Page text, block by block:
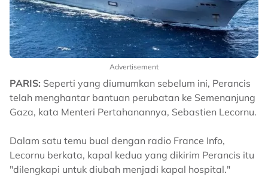
Advertisement
PARIS: Seperti yang diumumkan sebelum ini, Perancis
telah menghantar bantuan perubatan ke Semenanjung
Gaza, kata Menteri Pertahanannya, Sebastien Lecornu.
Dalam satu temu bual dengan radio France Info,
Lecornu berkata, kapal kedua yang dikirim Perancis itu
"dilengkapi untuk diubah menjadi kapal hospital."